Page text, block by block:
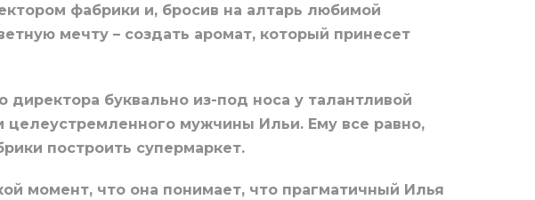
фабрики и, бросив на алтарь любимой
мечту – создать аромат, который принесет
буквально из-под носа у талантливой
мужчины Ильи. Ему все равно,
построить супермаркет.
момент, что она понимает, что прагматичный Илья